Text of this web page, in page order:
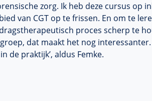
zorg. Ik heb deze cursus op
van CGT op te frissen. En om te
proces scherp te
dat maakt het nog
de praktijk’, aldus Femke.